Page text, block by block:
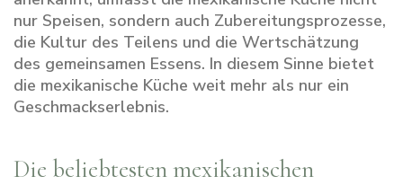
nur Speisen, sondern auch Zubereitungsprozesse,
die Kultur des Teilens und die Wertschätzung
des gemeinsamen Essens. In diesem Sinne bietet
die mexikanische Küche weit mehr als nur ein
Geschmackserlebnis.
Die beliebtesten mexikanischen